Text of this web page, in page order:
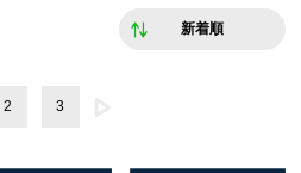
新着順
2 3